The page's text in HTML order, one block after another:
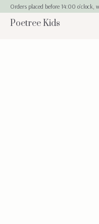
Orders placed before 14:00 o'clock,
Poetree Kids